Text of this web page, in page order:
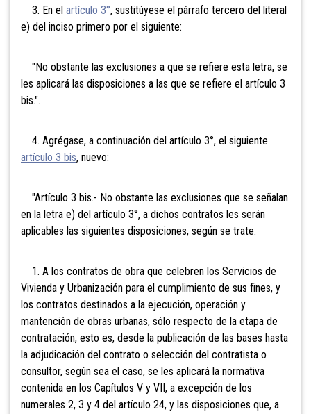
3. En el artículo 3°, sustitúyese el párrafo tercero del literal
e) del inciso primero por el siguiente:
"No obstante las exclusiones a que se refiere esta letra, se
les aplicará las disposiciones a las que se refiere el artículo 3
bis.".
4. Agrégase, a continuación del artículo 3°, el siguiente
artículo 3 bis, nuevo:
"Artículo 3 bis.- No obstante las exclusiones que se señalan
en la letra e) del artículo 3°, a dichos contratos les serán
aplicables las siguientes disposiciones, según se trate:
1. A los contratos de obra que celebren los Servicios de
Vivienda y Urbanización para el cumplimiento de sus fines, y
los contratos destinados a la ejecución, operación y
mantención de obras urbanas, sólo respecto de la etapa de
contratación, esto es, desde la publicación de las bases hasta
la adjudicación del contrato o selección del contratista o
consultor, según sea el caso, se les aplicará la normativa
contenida en los Capítulos V y VII, a excepción de los
numerales 2, 3 y 4 del artículo 24, y las disposiciones que, a